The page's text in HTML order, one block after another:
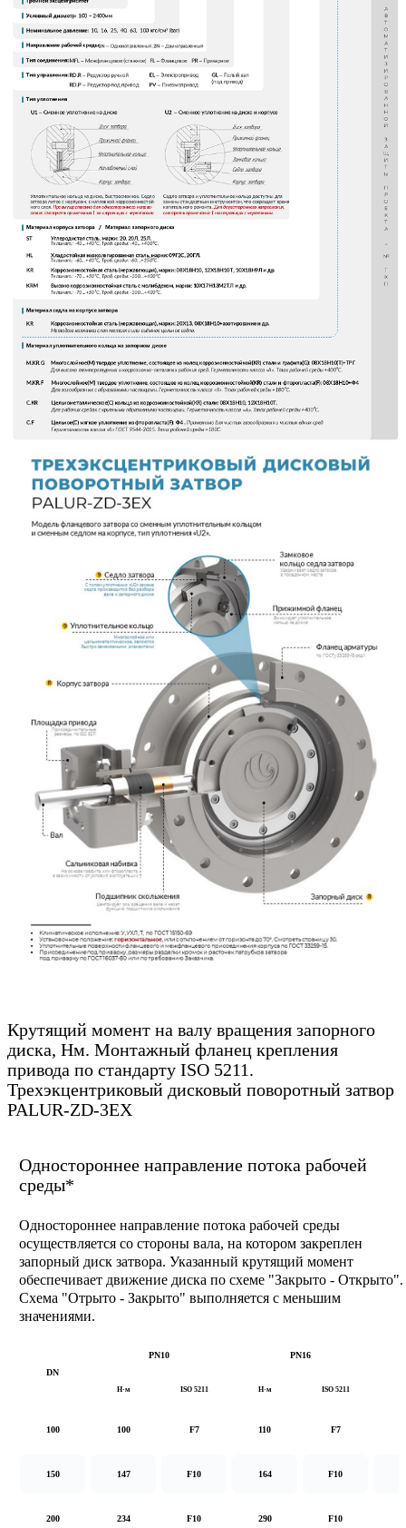
Крутящий момент на валу вращения запорного
диска, Нм. Монтажный фланец крепления
привода по стандарту ISO 5211.
Трехэкцентриковый дисковый поворотный затвор
PALUR-ZD-3EX
Одностороннее направление потока рабочей
среды*
Одностороннее направление потока рабочей среды
осуществляется со стороны вала, на котором закреплен
запорный диск затвора. Указанный крутящий момент
обеспечивает движение диска по схеме "Закрыто - Открыто".
Схема "Отрыто - Закрыто" выполняется с меньшим
значениями.
DN
PN10 PN16
Н·м ISO 5211 Н·м ISO 5211
100 100 F7 110 F7
150 147 F10 164 F10
200 234 F10 290 F10